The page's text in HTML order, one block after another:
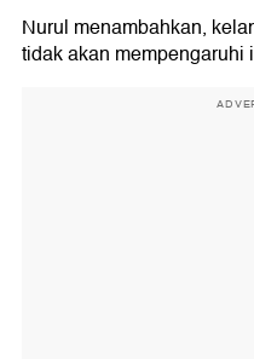
Nurul menambahkan,
tidak akan